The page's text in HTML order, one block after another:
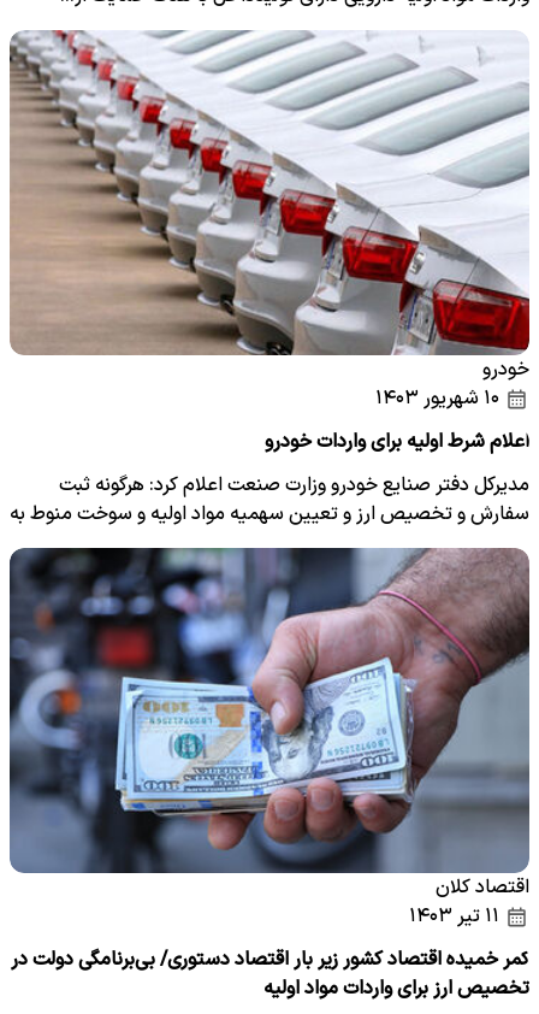
خودرو
اعلام شرط اولیه برای واردات خودرو
مدیرکل دفتر صنایع خودرو وزارت صنعت اعلام کرد: هرگونه ثبت
سفارش و تخصیص ارز و تعیین سهمیه مواد اولیه و سوخت منوط به
ثبت…
اقتصاد کلان
کمر خمیده اقتصاد کشور زیر بار اقتصاد دستوری/ بی‌برنامگی دولت در
تخصیص ارز برای واردات مواد اولیه